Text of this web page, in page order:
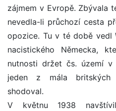
zájmem v Evropě. Zbývala
nevedla-li průchozí cesta
opozice. Tu v té době vedl
nacistického Německa,
nutnosti držet čs. území v
jeden z mála britských
shodoval.
V květnu 1938